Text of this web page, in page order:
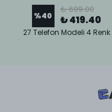
%40
₺ 699.00
₺ 419.40
27 Telefon Modeli 4 Renk